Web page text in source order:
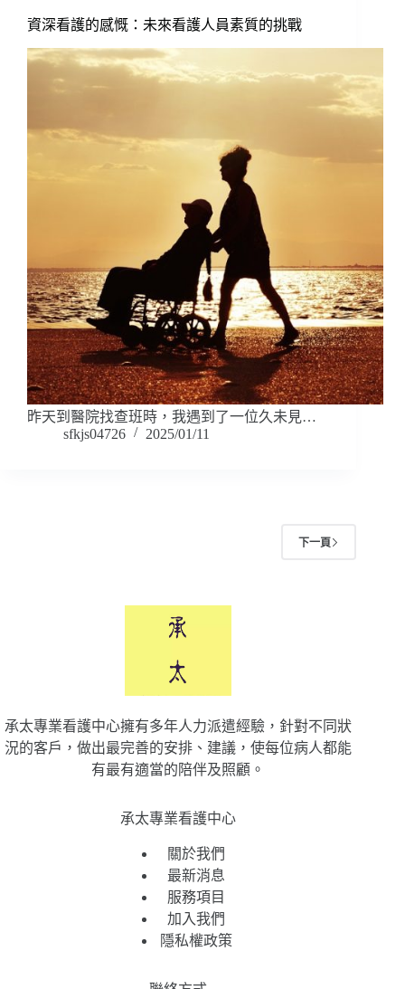
資深看護的感慨：未來看護人員素質的挑戰
昨天到醫院找查班時，我遇到了一位久未見…
sfkjs04726
2025/01/11
下一頁
承太專業看護中心擁有多年人力派遣經驗，針對不同狀
況的客戶，做出最完善的安排、建議，使每位病人都能
有最有適當的陪伴及照顧。
承太專業看護中心
關於我們
最新消息
服務項目
加入我們
隱私權政策